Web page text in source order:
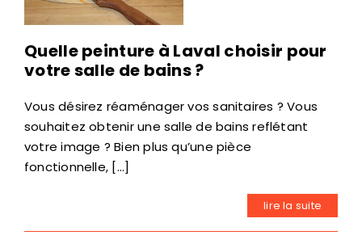
Quelle peinture à Laval choisir pour
votre salle de bains ?
Vous désirez réaménager vos sanitaires ? Vous
souhaitez obtenir une salle de bains reflétant
votre image ? Bien plus qu’une pièce
fonctionnelle, [...]
lire la suite